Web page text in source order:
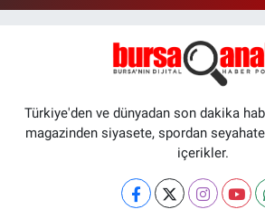
Türkiye'den ve dünyadan son dakika
magazinden siyasete, spordan
içerikler.